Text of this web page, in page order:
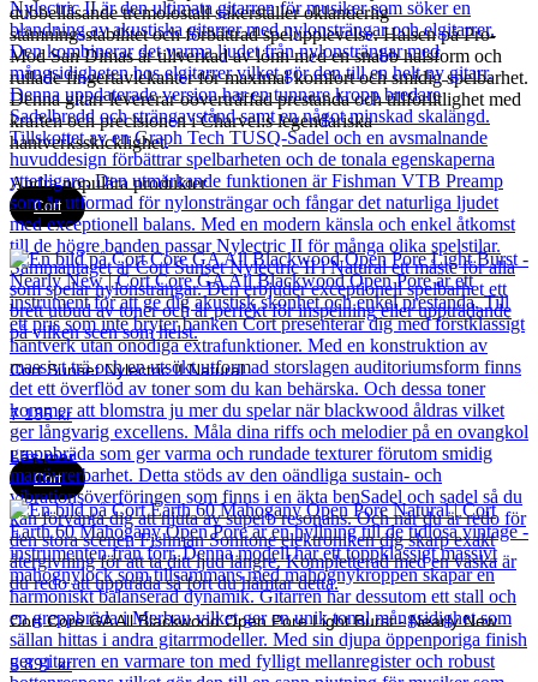
dubbellåsande tremolostall säkerställer oklanderlig
stämningsstabilitet och förbättrad spelupplevelse. Halsen på Pro-
Mod San Dimas är tillverkad av lönn med en snabb halsform och
rullade fingertavlekanter för maximal komfort och smidig spelbarhet.
Denna gitarr levererar oöverträffad prestanda och tillförlitlighet med
kraften och precisionen i Charvel:s legendariska
hantverksskicklighet.
Andra populära produkter
Cort
Cort Sunset Nylectric II Natural
7 135kr
Läs mer
Cort
Cort Core GA All Blackwood Open Pore Light Burst - Nearly New
5 891kr